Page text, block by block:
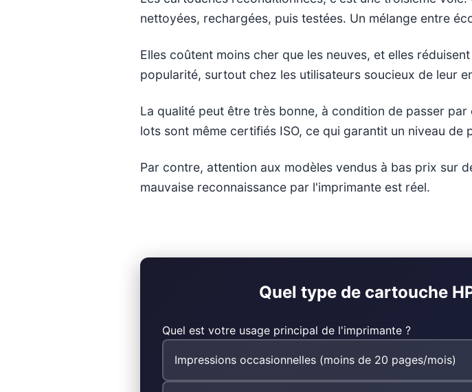
nettoyées, rechargées, puis testées. Un mélange entre
Elles coûtent moins cher que les neuves, et elles
popularité, surtout chez les utilisateurs soucieux de leur
La qualité peut être très bonne, à condition de passer
lots sont même certifiés ISO, ce qui garantit un niveau
Par contre, attention aux modèles vendus à bas prix sur
mauvaise reconnaissance par l'imprimante est réel.
Quel type de cartouche
Quel est votre usage principal de l'imprimante ?
Impressions occasionnelles (moins de 20 pages/mois)